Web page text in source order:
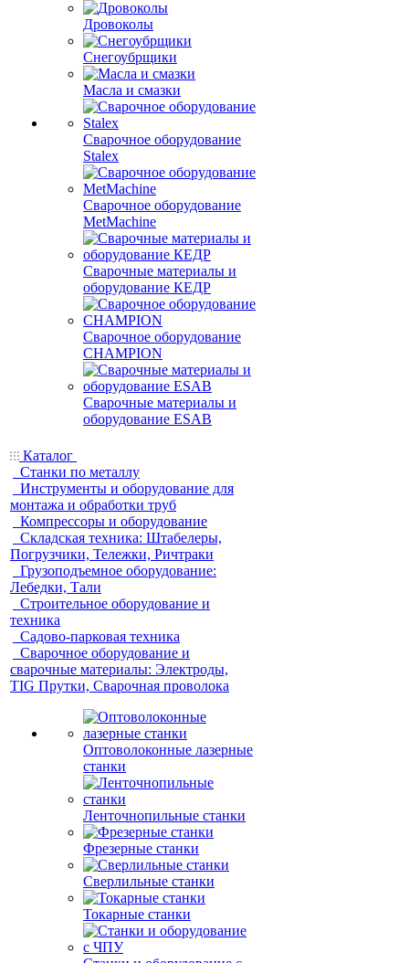
Дровоколы
Снегоубрщики
Масла и смазки
Сварочное оборудование
Stalex
Сварочное оборудование
MetMachine
Сварочные материалы и
оборудование КЕДР
Сварочное оборудование
CHAMPION
Сварочные материалы и
оборудование ESAB
Каталог
Станки по металлу
Инструменты и оборудование для
монтажа и обработки труб
Компрессоры и оборудование
Складская техника: Штабелеры,
Погрузчики, Тележки, Ричтраки
Грузоподъемное оборудование:
Лебедки, Тали
Строительное оборудование и
техника
Садово-парковая техника
Сварочное оборудование и
сварочные материалы: Электроды,
TIG Прутки, Сварочная проволока
Оптоволоконные лазерные
станки
Ленточнопильные станки
Фрезерные станки
Сверлильные станки
Токарные станки